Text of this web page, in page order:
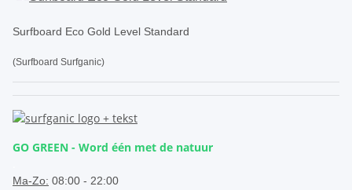
Surfboard Eco Gold Level Standard
(Surfboard Surfganic)
GO GREEN - Word één met de natuur
Ma-Zo: 08:00 - 22:00